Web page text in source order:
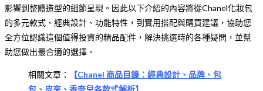
影響到整體造型的細節呈現。因此以下介紹的內容將從Chanel化妝包
的多元款式、經典設計、功能特性，到實用搭配與購買建議，協助您
全方位認識這個值得投資的精品配件，解決挑選時的各種疑問，並幫
助您做出最合適的選擇。
相關文章： 【Chanel 商品目錄：經典設計、品牌、包
包、皮夾、香奈兒各款式解析】